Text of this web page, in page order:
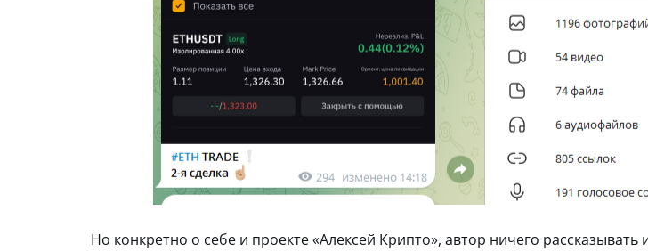
Но конкретно о себе и проекте «Алексей Крипто», автор ничего